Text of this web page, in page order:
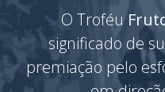
O Troféu
significado de
premiação pelo